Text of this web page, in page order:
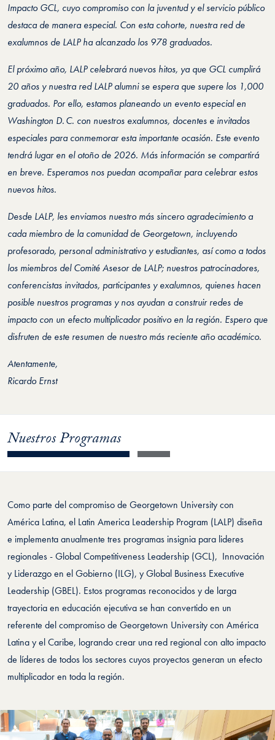
Impacto GCL, cuyo compromiso con la juventud y el servicio público
destaca de manera especial. Con esta cohorte, nuestra red de
exalumnos de LALP ha alcanzado los 978 graduados.
El próximo año, LALP celebrará nuevos hitos, ya que GCL cumplirá
20 años y nuestra red LALP alumni se espera que supere los 1,000
graduados. Por ello, estamos planeando un evento especial en
Washington D. C. con nuestros exalumnos, docentes e invitados
especiales para conmemorar esta importante ocasión. Este evento
tendrá lugar en el otoño de 2026. Más información se compartirá
en breve. Esperamos nos puedan acompañar para celebrar estos
nuevos hitos.
Desde LALP, les enviamos nuestro más sincero agradecimiento a
cada miembro de la comunidad de Georgetown, incluyendo
profesorado, personal administrativo y estudiantes, así como a todos
los miembros del Comité Asesor de LALP; nuestros patrocinadores,
conferencistas invitados, participantes y exalumnos, quienes hacen
posible nuestros programas y nos ayudan a construir redes de
impacto con un efecto multiplicador positivo en la región. Espero que
disfruten de este resumen de nuestro más reciente año académico.
Atentamente,
Ricardo Ernst
Nuestros Programas
Como parte del compromiso de Georgetown University con
América Latina, el Latin America Leadership Program (LALP) diseña
e implementa anualmente tres programas insignia para lideres
regionales - Global Competitiveness Leadership (GCL), Innovación
y Liderazgo en el Gobierno (ILG), y Global Business Executive
Leadership (GBEL). Estos programas reconocidos y de larga
trayectoria en educación ejecutiva se han convertido en un
referente del compromiso de Georgetown University con América
Latina y el Caribe, logrando crear una red regional con alto impacto
de líderes de todos los sectores cuyos proyectos generan un efecto
multiplicador en toda la región.